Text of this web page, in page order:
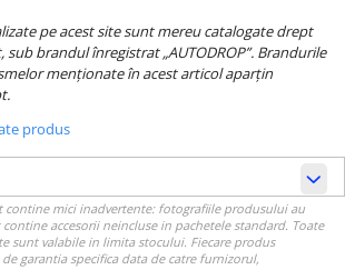
pe acest site sunt mereu catalogate drept
brandul înregistrat „AUTODROP”. Brandurile
menționate în acest articol aparțin
produs